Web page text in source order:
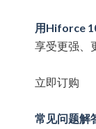
用Hiforce
享受更强、
立即订购
常见问题解